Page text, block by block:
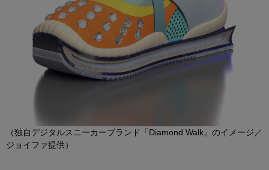
（独自デジタルスニーカーブランド「Diamond Walk」のイメージ／
ジョイファ提供）